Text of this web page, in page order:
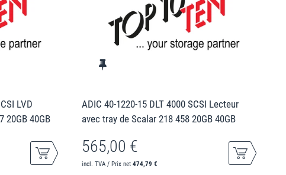
LVD
20GB 40GB
ADIC 40-1220-15 DLT 4000 SCSI Lecteur
avec tray de Scalar 218 458 20GB 40GB
565,00 €
incl. TVA / Prix net474,79 €